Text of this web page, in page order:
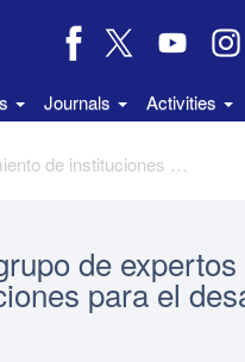
Journals Activities
Praxis 024. Reunión del grupo de expertos en materia de fortalecimiento de instituciones para el desarrollo de la administración
de
para el